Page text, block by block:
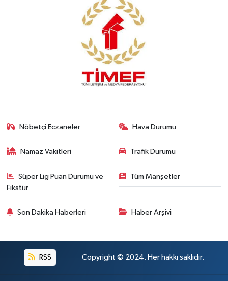
Nöbetçi Eczaneler Hava Durumu
Namaz Vakitleri Trafik Durumu
Süper Lig Puan Durumu ve
Fikstür
Tüm Manşetler
Son Dakika Haberleri Haber Arşivi
RSS Copyright © 2024. Her hakkı saklıdır.